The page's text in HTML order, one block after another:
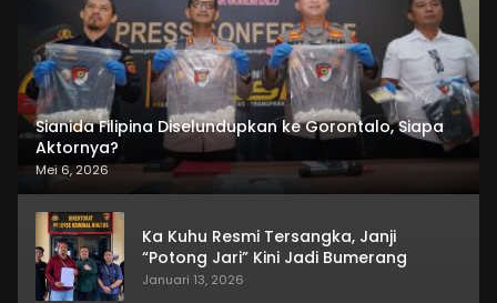
Sianida Filipina Diselundupkan ke Gorontalo, Siapa
Aktornya?
Mei 6, 2026
Ka Kuhu Resmi Tersangka, Janji
“Potong Jari” Kini Jadi Bumerang
Januari 13, 2026